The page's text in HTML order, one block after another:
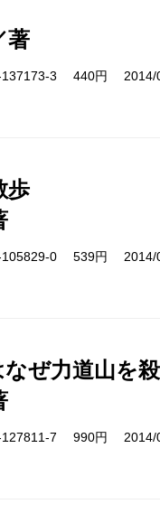
著
137173-3 440円 2014/
歩
105829-0 539円 2014/
ぜ力道山を
127811-7 990円 2014/